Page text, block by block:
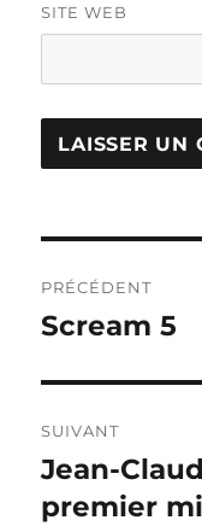
SITE WEB
de
PRÉCÉDENT
Publication
Scream 5
SUIVANT
Publication
suivante :
Jean-
premier